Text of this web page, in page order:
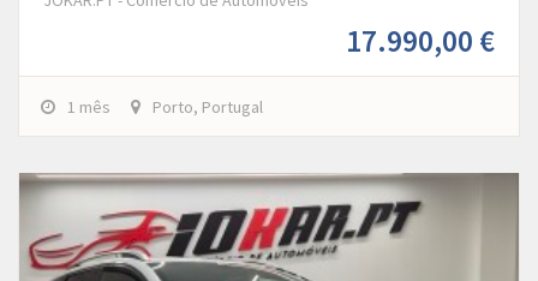
17.990,00 €
1 mês Porto, Portugal